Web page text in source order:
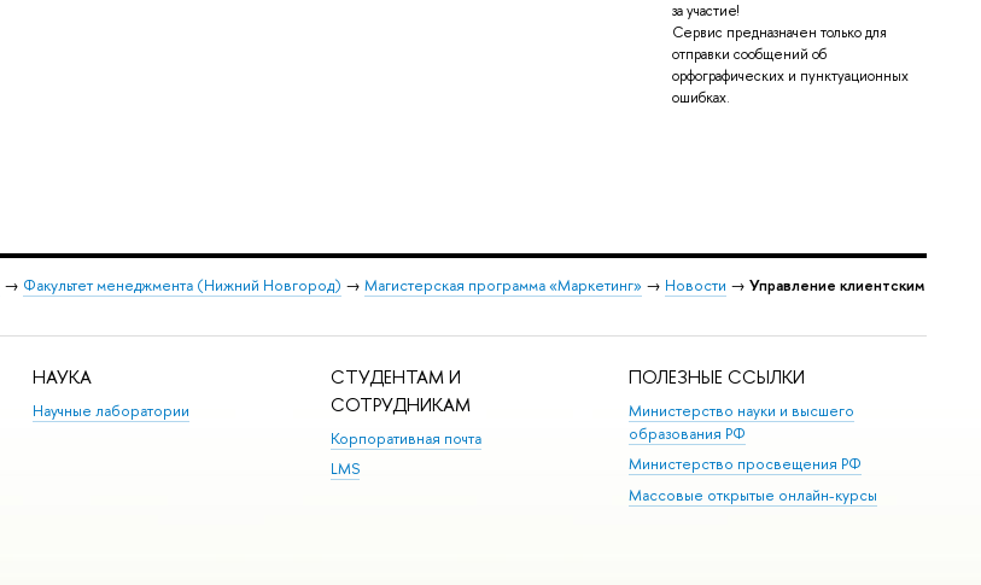
за участие!
Сервис предназначен только для
отправки сообщений об
орфографических и пунктуационных
ошибках.
→ Факультет менеджмента (Нижний Новгород) → Магистерская программа «Маркетинг» → Новости → Управление клиентским
НАУКА
Научные лаборатории
СТУДЕНТАМ И
СОТРУДНИКАМ
Корпоративная почта
LMS
ПОЛЕЗНЫЕ ССЫЛКИ
Министерство науки и высшего
образования РФ
Министерство просвещения РФ
Массовые открытые онлайн-курсы